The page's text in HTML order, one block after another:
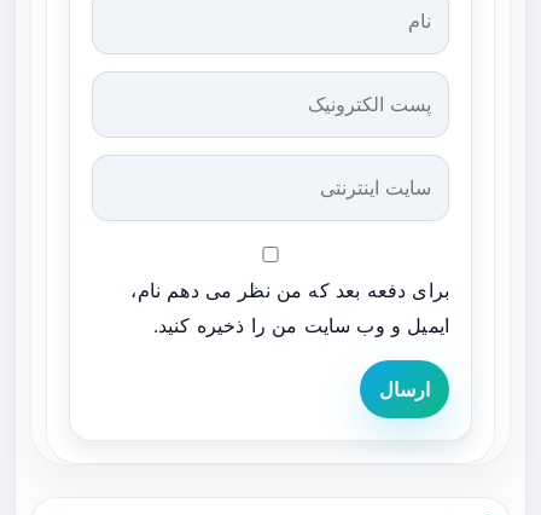
برای دفعه بعد که من نظر می دهم نام،
ایمیل و وب سایت من را ذخیره کنید.
ارسال